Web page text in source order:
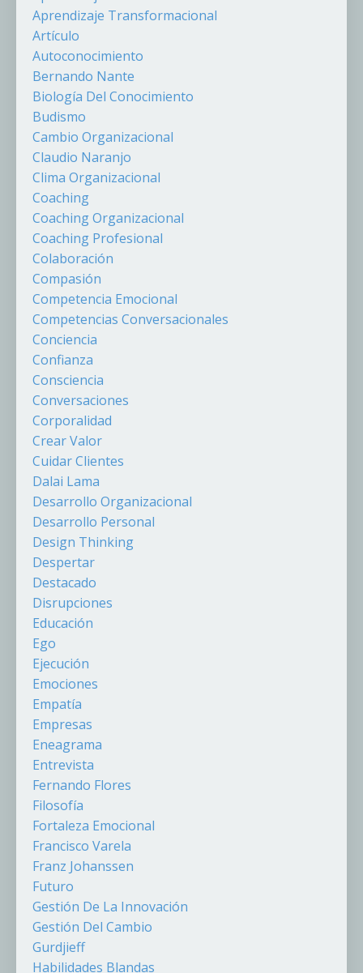
Aprendizaje Transformacional
Artículo
Autoconocimiento
Bernando Nante
Biología Del Conocimiento
Budismo
Cambio Organizacional
Claudio Naranjo
Clima Organizacional
Coaching
Coaching Organizacional
Coaching Profesional
Colaboración
Compasión
Competencia Emocional
Competencias Conversacionales
Conciencia
Confianza
Consciencia
Conversaciones
Corporalidad
Crear Valor
Cuidar Clientes
Dalai Lama
Desarrollo Organizacional
Desarrollo Personal
Design Thinking
Despertar
Destacado
Disrupciones
Educación
Ego
Ejecución
Emociones
Empatía
Empresas
Eneagrama
Entrevista
Fernando Flores
Filosofía
Fortaleza Emocional
Francisco Varela
Franz Johanssen
Futuro
Gestión De La Innovación
Gestión Del Cambio
Gurdjieff
Habilidades Blandas